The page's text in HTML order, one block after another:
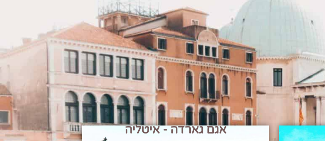
אגם גארדה - איטליה